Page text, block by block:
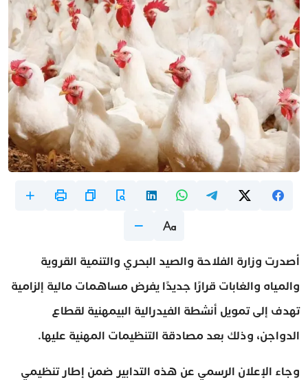
أصدرت وزارة الفلاحة والصيد البحري والتنمية القروية
والمياه والغابات قرارًا جديدًا يفرض مساهمات مالية إلزامية
تهدف إلى تمويل أنشطة الفيدرالية البيمهنية لقطاع
الدواجن، وذلك بعد مصادقة التنظيمات المهنية عليها.
وجاء الإعلان الرسمي عن هذه التدابير ضمن إطار تنظيمي